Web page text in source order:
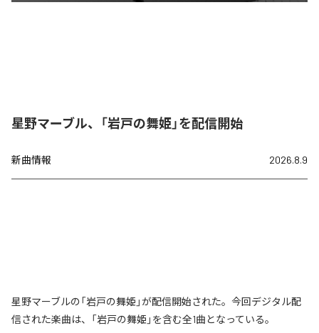
星野マーブル、「岩戸の舞姫」を配信開始
新曲情報 2026.8.9
星野マーブルの「岩戸の舞姫」が配信開始された。今回デジタル配
信された楽曲は、「岩戸の舞姫」を含む全1曲となっている。